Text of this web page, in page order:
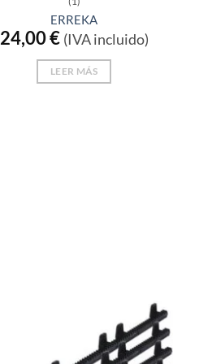
ERREKA
24,00€ (IVA incluido)
LEER MÁS